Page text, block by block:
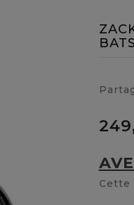
Cette